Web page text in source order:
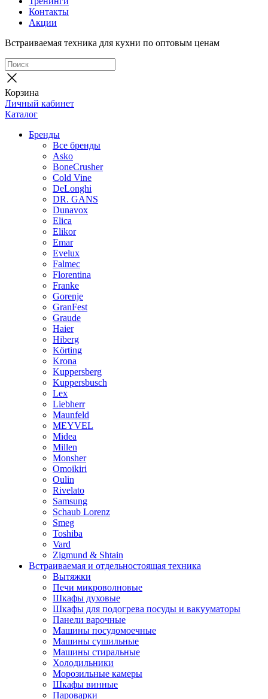
Контакты
Акции
Встраиваемая техника для кухни по оптовым ценам
Корзина
Личный кабинет
Каталог
Бренды
Все бренды
Asko
BoneCrusher
Cold Vine
DeLonghi
DR. GANS
Dunavox
Elica
Elikor
Emar
Evelux
Falmec
Florentina
Franke
Gorenje
GranFest
Graude
Haier
Hiberg
Körting
Krona
Kuppersberg
Kuppersbusch
Lex
Liebherr
Maunfeld
MEYVEL
Midea
Millen
Monsher
Omoikiri
Oulin
Rivelato
Samsung
Schaub Lorenz
Smeg
Toshiba
Vard
Zigmund & Shtain
Встраиваемая и отдельностоящая техника
Вытяжки
Печи микроволновые
Шкафы духовые
Шкафы для подогрева посуды и вакууматоры
Панели варочные
Машины посудомоечные
Машины сушильные
Машины стиральные
Холодильники
Морозильные камеры
Шкафы винные
Пароварки